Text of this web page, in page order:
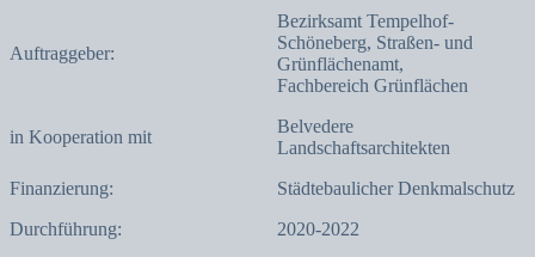
Auftraggeber:
Bezirksamt Tempelhof-
Schöneberg, Straßen- und
Grünflächenamt,
Fachbereich Grünflächen
in Kooperation mit
Belvedere
Landschaftsarchitekten
Finanzierung:
Städtebaulicher Denkmalschutz
Durchführung:
2020-2022